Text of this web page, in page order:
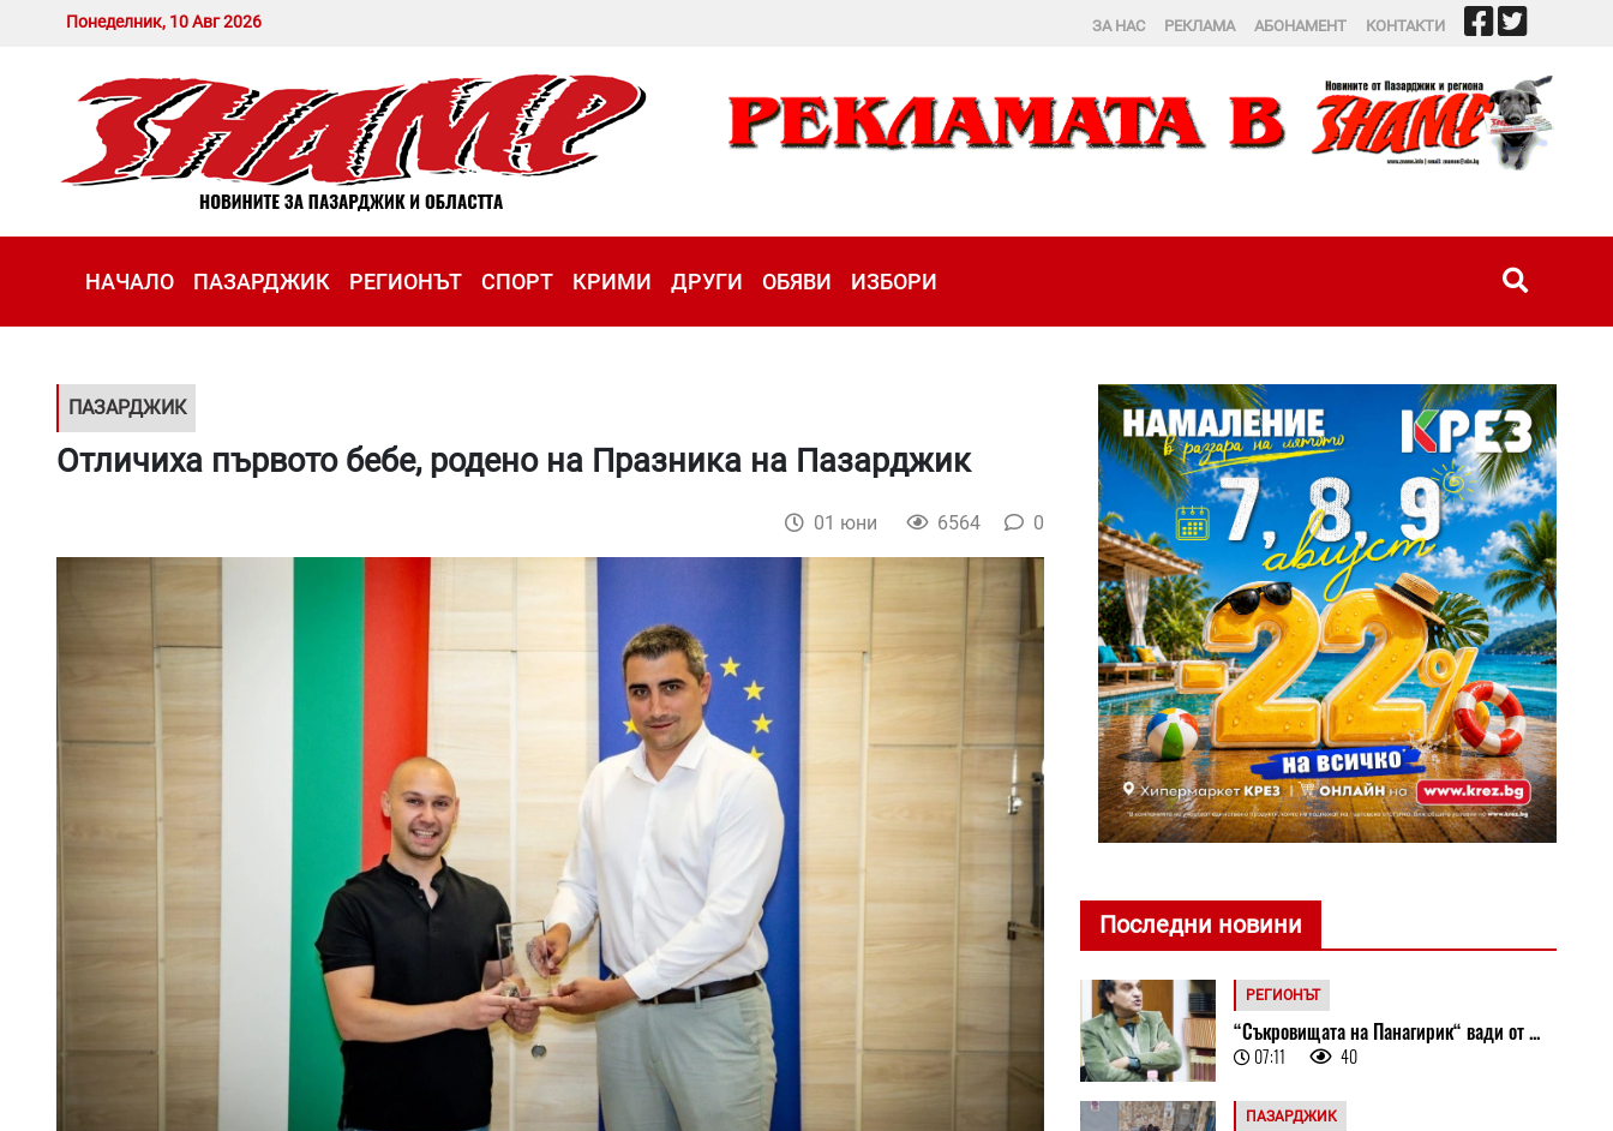
Понеделник, 10 Авг 2026 ЗА НАС РЕКЛАМА АБОНАМЕНТ КОНТАКТИ
НАЧАЛО ПАЗАРДЖИК РЕГИОНЪТ СПОРТ КРИМИ ДРУГИ ОБЯВИ ИЗБОРИ
ПАЗАРДЖИК
Отличиха първото бебе, родено на Празника на Пазарджик
01 юни 6564 0
Последни новини
РЕГИОНЪТ
“Съкровищата на Панагирик“ вади от ...
07:11 40
ПАЗАРДЖИК